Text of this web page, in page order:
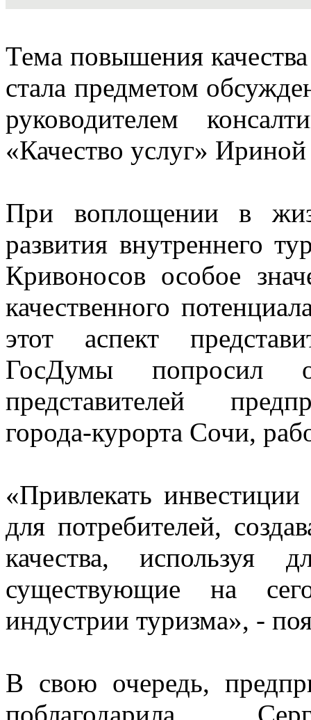
Тема повышения
стала предметом
руководителем
«Качество услуг»
При воплощении в
развития внутреннего
Кривоносов особое
качественного
этот аспект
ГосДумы попросил
представителей
города-курорта Сочи,
«Привлекать
для потребителей,
качества, используя
существующие на
индустрии туризма», -
В свою очередь,
поблагодарила